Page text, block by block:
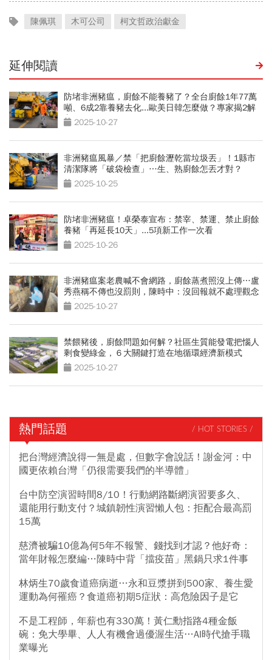
陳佩琪 木可公司 柯文哲政治獻金
延伸閱讀
防堵非洲豬瘟，廚餘不能養豬了？全台廚餘1年77萬
噸、6成2靠養豬去化...歐美日韓怎麼做？專家揭2解
方 2025-10-27
非洲豬瘟風暴／禁「把廚餘瀝乾當垃圾丟」！1縣市
清潔隊將「破袋檢查」…生、熟廚餘怎丟才對？
2025-10-25
防堵非洲豬瘟！卓榮泰宣布：禁宰、禁運、禁止廚餘
養豬「再延長10天」...5項新工作一次看
2025-10-26
非洲豬瘟案老農喊不會網路，廚餘蒸煮照沒上傳…盧
秀燕稱不傳也沒罰則，陳時中：沒回報就不處理觀念
不對2025-10-27
禁餵豬後，廚餘問題如何解？社區生質能發電把惱人
剩食變綠金，６大關鍵打造在地循環經濟新模式
2025-10-27
熱門話題 / HOT STORIES /
把台灣經濟說得一無是處，但數字會說話！謝金河：中
國更依賴台灣「仍很需要我們的半導體」
台中防空演習時間8/10！行動網路斷網演習要多久、
還能用行動支付？城鎮韌性演習懶人包：拒配合最高罰
15萬
慈濟被騙10億為何5年不報警、錢找到才認？他好奇：
當年財報怎麼編…陳時中背「擋疫苗」黑鍋只求1件事
林炳生70歲食道癌病逝…永和豆漿拼到500家、養生愛
運動為何罹癌？食道癌初期5症狀：高危險因子是它
不是工程師，年薪也有330萬！黃仁勳指路4種金飯
碗：免大學畢、人人有機會過優渥生活…AI時代搶手職
業曝光